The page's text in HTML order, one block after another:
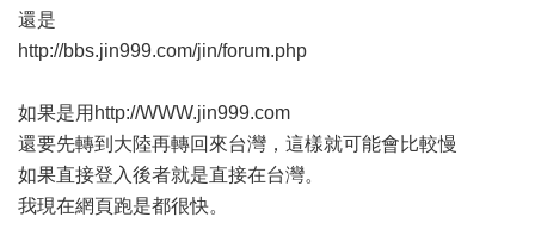
還是
http://bbs.jin999.com/jin/forum.php
如果是用 http://WWW.jin999.com
還要先轉到大陸再轉回來台灣，這樣就可能會比較慢
如果直接登入後者就是直接在台灣。
我現在網頁跑是都很快。